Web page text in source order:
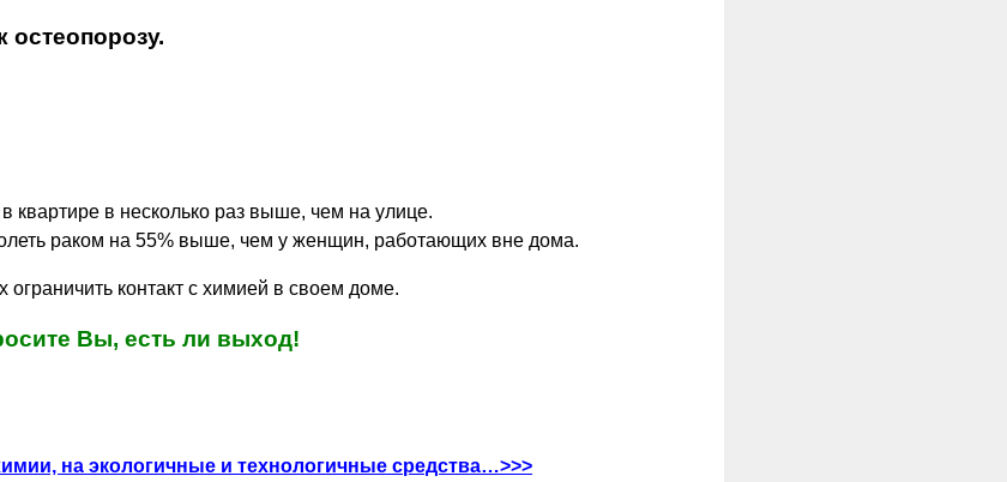
квартире в несколько раз выше, чем на улице.
раком на 55% выше, чем у женщин, работающих вне дома.
контакт с химией в своем доме.
Вы, есть ли выход!
на экологичные и технологичные средства…>>>